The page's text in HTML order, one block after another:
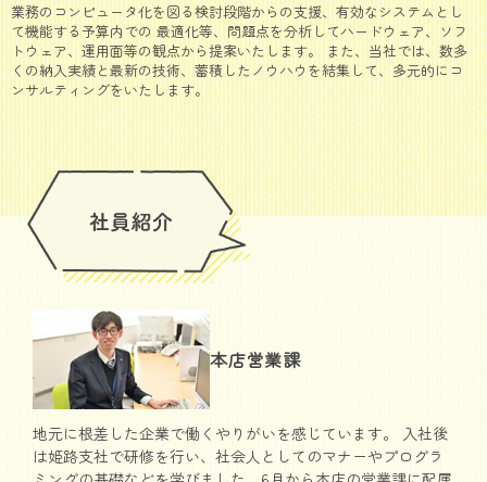
業務のコンピュータ化を図る検討段階からの支援、有効なシステムとし
て機能する予算内での 最適化等、問題点を分析してハードウェア、ソフ
トウェア、運用面等の観点から提案いたします。 また、当社では、数多
くの納入実績と最新の技術、蓄積したノウハウを結集して、多元的にコ
ンサルティングをいたします。
本店営業課
地元に根差した企業で働くやりがいを感じています。 入社後
は姫路支社で研修を行い、社会人としてのマナーやプログラ